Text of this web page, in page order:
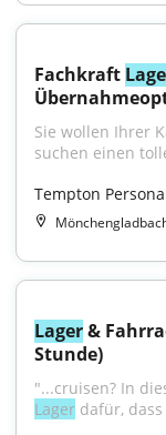
Fachkraft
Sie wollen Ihrer
suchen einen
Tempton
Lager &
Stunde)
Lager dafür,